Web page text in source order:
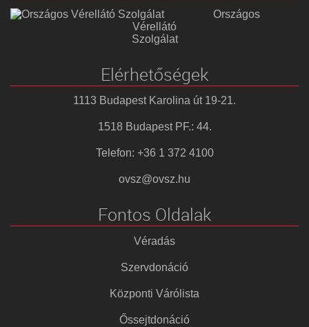
Országos
Vérellátó
Szolgálat
Elérhetőségek
1113 Budapest Karolina út 19-21.
1518 Budapest PF.: 44.
Telefon: +36 1 372 4100
ovsz@ovsz.hu
Fontos Oldalak
Véradás
Szervdonáció
Központi Várólista
Őssejtdonáció